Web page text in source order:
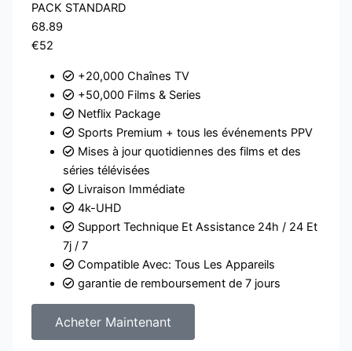
PACK STANDARD
68.89
€52
+20,000 Chaînes TV
+50,000 Films & Series
Netflix Package
Sports Premium + tous les événements PPV
Mises à jour quotidiennes des films et des
séries télévisées
Livraison Immédiate
4k-UHD
Support Technique Et Assistance 24h / 24 Et
7j / 7
Compatible Avec: Tous Les Appareils
garantie de remboursement de 7 jours
Acheter Maintenant